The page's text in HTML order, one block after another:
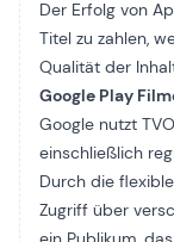
Der Erfolg von
Titel zu zahlen,
Qualität der
Google Play
Google nutzt
einschließlich
Durch die
Zugriff über